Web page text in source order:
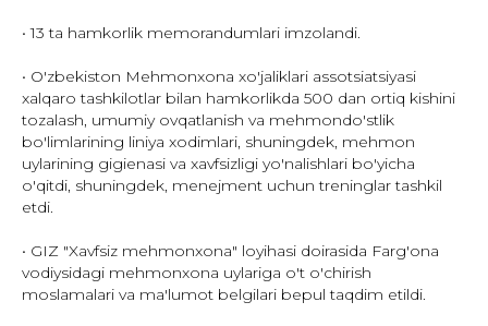
• 13 ta hamkorlik memorandumlari imzolandi.
• O'zbekiston Mehmonxona xo'jaliklari assotsiatsiyasi
xalqaro tashkilotlar bilan hamkorlikda 500 dan ortiq kishini
tozalash, umumiy ovqatlanish va mehmondo'stlik
bo'limlarining liniya xodimlari, shuningdek, mehmon
uylarining gigienasi va xavfsizligi yo'nalishlari bo'yicha
o'qitdi, shuningdek, menejment uchun treninglar tashkil
etdi.
• GIZ "Xavfsiz mehmonxona" loyihasi doirasida Farg'ona
vodiysidagi mehmonxona uylariga o't o'chirish
moslamalari va ma'lumot belgilari bepul taqdim etildi.